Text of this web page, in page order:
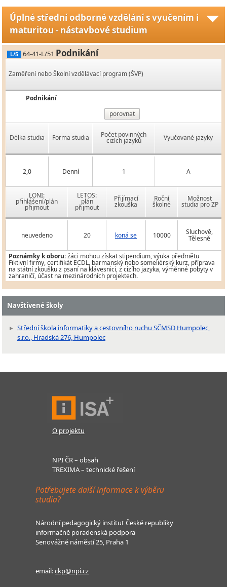
Úplné střední odborné vzdělání s vyučením i
maturitou - nástavbové studium
L/5 64-41-L/51 Podnikání
Zaměření nebo Školní vzdělávací program (ŠVP)
Podnikání
porovnat
Délka studia Forma studia Počet povinných
cizích jazyků Vyučované jazyky
2,0 Denní 1 A
LONI:
přihlášení/plán
přijmout
LETOS:
plán
přijmout
Přijímací
zkouška
Roční
školné
Možnost
studia pro ZP
neuvedeno 20 koná se 10000 Sluchově,
Tělesně
Poznámky k oboru:žáci mohou získat stipendium, výuka předmětu
Fiktivní firmy, certifikát ECDL, barmanský nebo someliérský kurz, příprava
na státní zkoušku z psaní na klávesnici, z cizího jazyka, výměnné pobyty v
zahraničí, účast na mezinárodních projektech.
Navštívené školy
Střední škola informatiky a cestovního ruchu SČMSD Humpolec,
s.r.o., Hradská 276, Humpolec
O projektu
NPI ČR – obsah
TREXIMA – technické řešení
Potřebujete další informace k výběru
studia?
Národní pedagogický institut České republiky
informačně poradenská podpora
Senovážné náměstí 25, Praha 1
email:ckp@npi.cz